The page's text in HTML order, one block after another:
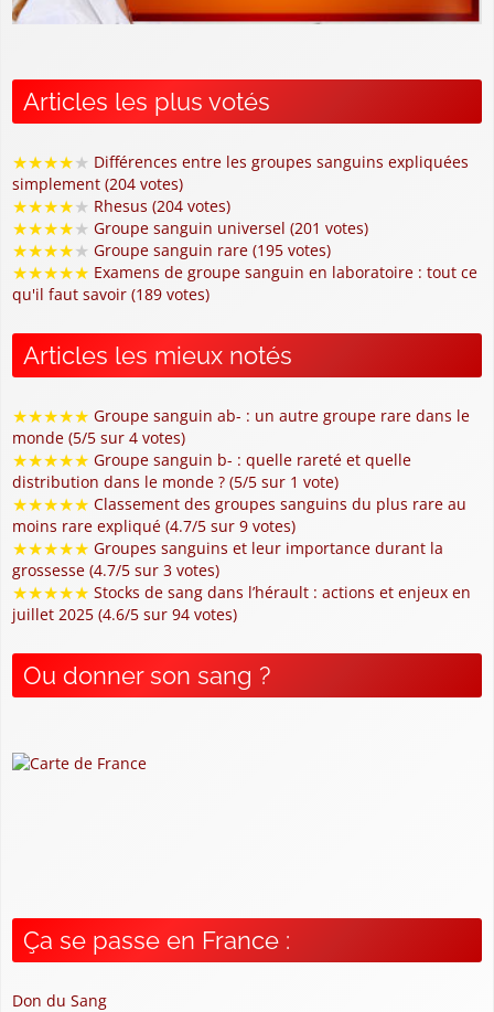
Articles les plus votés
★★★★★ Différences entre les groupes sanguins expliquées
simplement (204 votes)
★★★★★ Rhesus (204 votes)
★★★★★ Groupe sanguin universel (201 votes)
★★★★★ Groupe sanguin rare (195 votes)
★★★★★ Examens de groupe sanguin en laboratoire : tout ce
qu'il faut savoir (189 votes)
Articles les mieux notés
★★★★★ Groupe sanguin ab- : un autre groupe rare dans le
monde (5/5 sur 4 votes)
★★★★★ Groupe sanguin b- : quelle rareté et quelle
distribution dans le monde ? (5/5 sur 1 vote)
★★★★★ Classement des groupes sanguins du plus rare au
moins rare expliqué (4.7/5 sur 9 votes)
★★★★★ Groupes sanguins et leur importance durant la
grossesse (4.7/5 sur 3 votes)
★★★★★ Stocks de sang dans l’hérault : actions et enjeux en
juillet 2025 (4.6/5 sur 94 votes)
Ou donner son sang ?
Ça se passe en France :
Don du Sang